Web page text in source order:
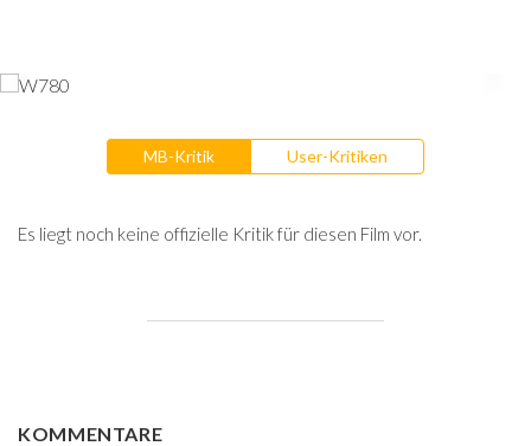
MB-Kritik User-Kritiken
Es liegt noch keine offizielle Kritik für diesen Film vor.
KOMMENTARE